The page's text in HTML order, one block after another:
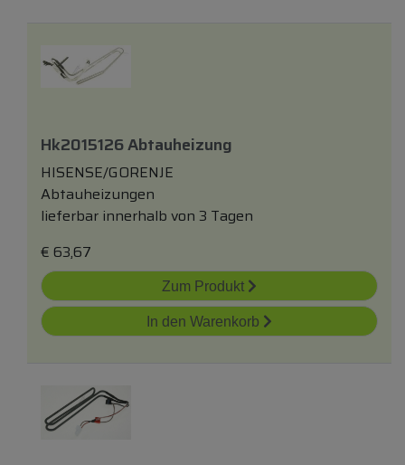
Hk2015126 Abtauheizung
HISENSE/GORENJE
Abtauheizungen
lieferbar innerhalb von 3 Tagen
€ 63,67
Zum Produkt
In den Warenkorb